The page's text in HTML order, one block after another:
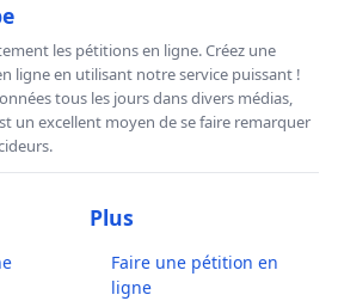
les pétitions en ligne. Créez une
ligne en utilisant notre service puissant !
tous les jours dans divers médias,
un excellent moyen de se faire remarquer
Plus
Faire une pétition en
ligne